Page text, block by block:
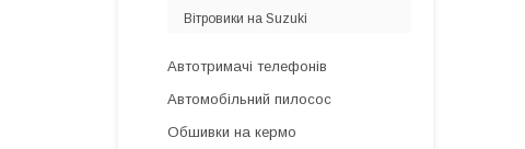
Вітровики на Suzuki
Автотримачі телефонів
Автомобільний пилосос
Обшивки на кермо